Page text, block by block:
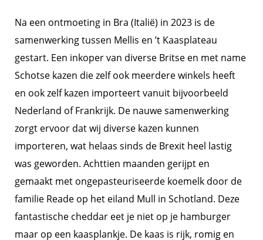
Na een ontmoeting in Bra (Italië) in 2023 is de
samenwerking tussen Mellis en ’t Kaasplateau
gestart. Een inkoper van diverse Britse en met name
Schotse kazen die zelf ook meerdere winkels heeft
en ook zelf kazen importeert vanuit bijvoorbeeld
Nederland of Frankrijk. De nauwe samenwerking
zorgt ervoor dat wij diverse kazen kunnen
importeren, wat helaas sinds de Brexit heel lastig
was geworden. Achttien maanden gerijpt en
gemaakt met ongepasteuriseerde koemelk door de
familie Reade op het eiland Mull in Schotland. Deze
fantastische cheddar eet je niet op je hamburger
maar op een kaasplankje. De kaas is rijk, romig en